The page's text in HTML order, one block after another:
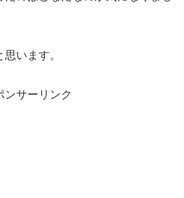
います。
ンサーリンク